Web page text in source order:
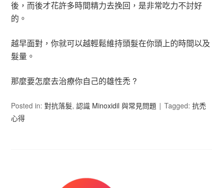
後，而後才花許多時間精力去挽回，是非常吃力不討好
的。
越早面對，你就可以越輕鬆維持頭髮在你頭上的時間以及
髮量。
那麼要怎麼去治療你自己的雄性禿 ?
Posted in:對抗落髮,認識 Minoxidil 與常見問題 Tagged:抗禿
心得